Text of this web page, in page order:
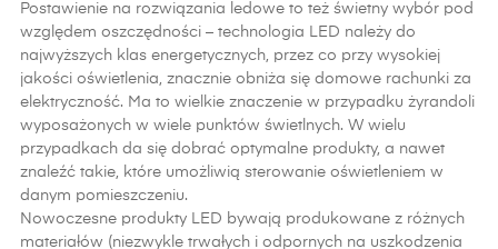
Postawienie na rozwiązania ledowe to też świetny wybór pod
względem oszczędności – technologia LED należy do
najwyższych klas energetycznych, przez co przy wysokiej
jakości oświetlenia, znacznie obniża się domowe rachunki za
elektryczność. Ma to wielkie znaczenie w przypadku żyrandoli
wyposażonych w wiele punktów świetlnych. W wielu
przypadkach da się dobrać optymalne produkty, a nawet
znaleźć takie, które umożliwią sterowanie oświetleniem w
danym pomieszczeniu.
Nowoczesne produkty LED bywają produkowane z różnych
materiałów (niezwykle trwałych i odpornych na uszkodzenia